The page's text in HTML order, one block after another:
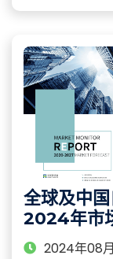
全球及中国
2024年市
报告2024年08